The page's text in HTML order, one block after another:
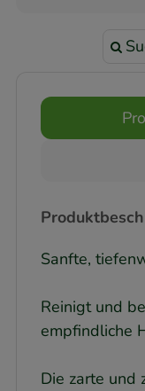
Sanfte,
Reinigt und
empfindliche
Die zarte und